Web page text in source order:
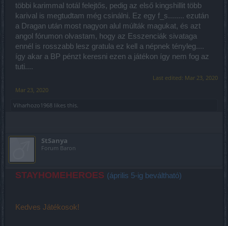
többi karimmal totál felejtős, pedig az első kingshillit több
karival is megtudtam még csinálni. Ez egy f_s........ ezután
a Dragan után most nagyon alul múlták magukat, és azt
angol fórumon olvastam, hogy az Esszenciák sivataga
ennél is rosszabb lesz gratula ez kell a népnek tényleg....
így akar a BP pénzt keresni ezen a játékon így nem fog az
tuti....
Last edited: Mar 23, 2020
Mar 23, 2020
Viharhozo1968 likes this.
StSanya
Forum Baron
STAYHOMEHEROES (április 5-ig beváltható)
Kedves Játékosok!